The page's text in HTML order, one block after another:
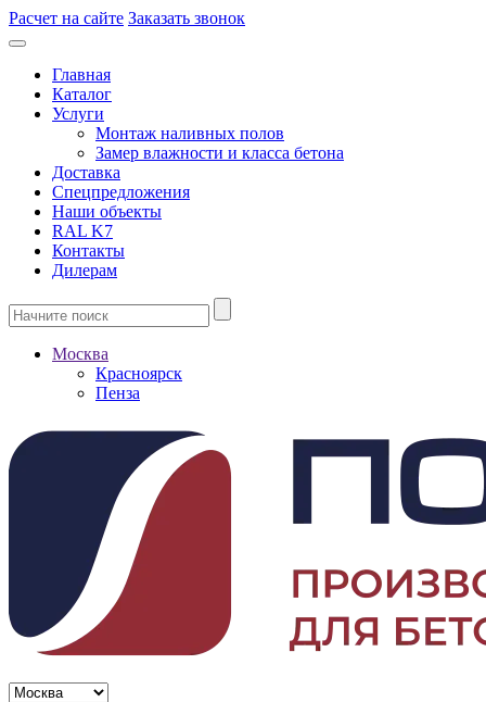
Расчет на сайте Заказать звонок
Главная
Каталог
Услуги
Монтаж наливных полов
Замер влажности и класса бетона
Доставка
Спецпредложения
Наши объекты
RAL K7
Контакты
Дилерам
Москва
Красноярск
Пенза